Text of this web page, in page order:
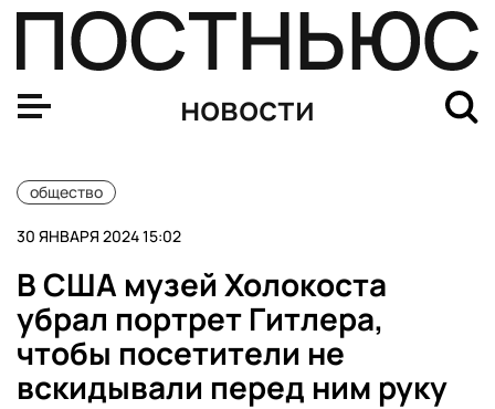
новости
общество
30 ЯНВАРЯ 2024 15:02
В США музей Холокоста
убрал портрет Гитлера,
чтобы посетители не
вскидывали перед ним руку
СК поручили завести уголовное дело в связи с